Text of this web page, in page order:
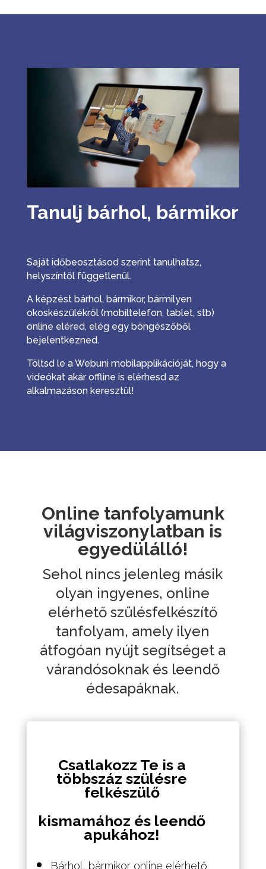
Tanulj bárhol, bármikor
Saját időbeosztásod szerint tanulhatsz,
helyszíntől függetlenül.
A képzést bárhol, bármikor, bármilyen
okoskészülékről (mobiltelefon, tablet, stb)
online eléred, elég egy böngészőből
bejelentkezned.
Töltsd le a Webuni mobilapplikációját, hogy a
videókat akár offline is elérhesd az
alkalmazáson keresztül!
Online tanfolyamunk
világviszonylatban is
egyedülálló!
Sehol nincs jelenleg másik
olyan ingyenes, online
elérhető szülésfelkészítő
tanfolyam, amely ilyen
átfogóan nyújt segítséget a
várandósoknak és leendő
édesapáknak.
Csatlakozz Te is a
többszáz szülésre
felkészülő
kismamához és leendő
apukához!
Bárhol, bármikor online elérhető